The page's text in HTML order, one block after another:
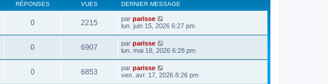
RÉPONSES VUES DERNIER MESSAGE
0 2215 par parisse
lun. juin 15, 2026 6:27 pm
0 6907 par parisse
lun. mai 18, 2026 6:28 pm
0 6853 par parisse
ven. avr. 17, 2026 8:26 pm